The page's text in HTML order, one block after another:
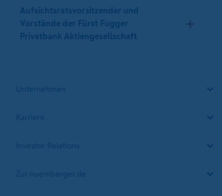
Aufsichtsratsvorsitzender und
Vorstände der Fürst Fugger
Privatbank Aktiengesellschaft
Unternehmen
Karriere
Investor Relations
Zur nuernberger.de